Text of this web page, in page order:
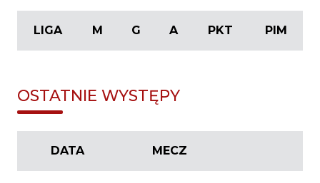
LIGA M G A PKT PIM
OSTATNIE WYSTĘPY
DATA MECZ